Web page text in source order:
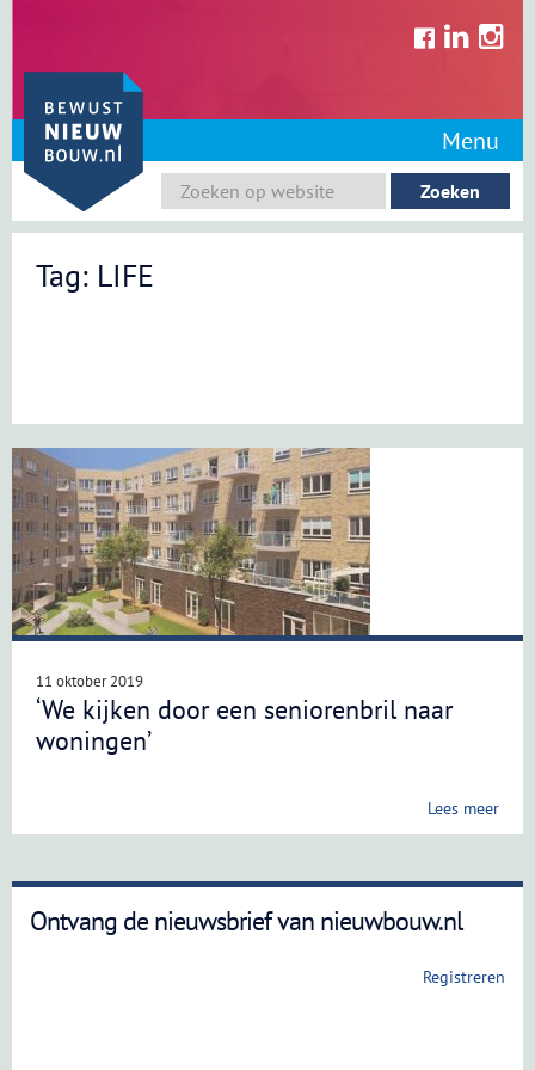
content
Menu
Tag: LIFE
11 oktober 2019
‘We kijken door een seniorenbril naar
woningen’
Lees meer
Ontvang de nieuwsbrief van nieuwbouw.nl
Registreren